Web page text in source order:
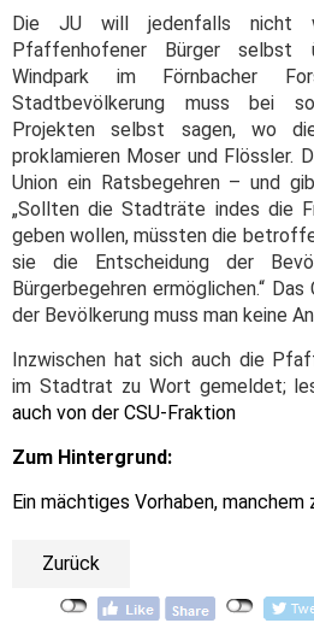
Die JU will jedenfalls nicht
Pfaffenhofener Bürger selbst
Windpark im Förnbacher
Stadtbevölkerung muss bei
Projekten selbst sagen, wo
proklamieren Moser und Flössler.
Union ein Ratsbegehren – und
„Sollten die Stadträte indes die
geben wollen, müssten die
sie die Entscheidung der
Bürgerbegehren ermöglichen.“
der Bevölkerung muss man keine
Inzwischen hat sich auch die
im Stadtrat zu Wort gemeldet;
auch von der CSU-Fraktion
Zum Hintergrund:
Ein mächtiges Vorhaben, manchem
Zurück